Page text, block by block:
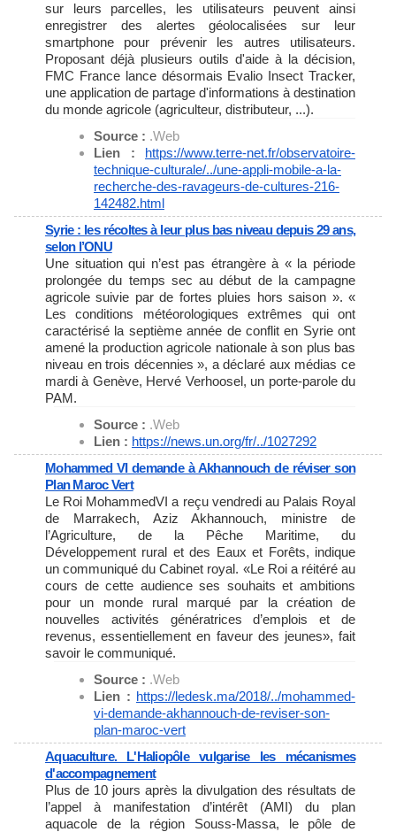
sur leurs parcelles, les utilisateurs peuvent ainsi
enregistrer des alertes géolocalisées sur leur
smartphone pour prévenir les autres utilisateurs.
Proposant déjà plusieurs outils d'aide à la décision,
FMC France lance désormais Evalio Insect Tracker,
une application de partage d'informations à destination
du monde agricole (agriculteur, distributeur, ...).
Source : .Web
Lien : https://www.terre-net.fr/observatoire-
technique-culturale/../une-appli-mobile-a-la-
recherche-des-ravageurs-de-cultures-216-
142482.html
Syrie : les récoltes à leur plus bas niveau depuis 29 ans,
selon l’ONU
Une situation qui n’est pas étrangère à « la période
prolongée du temps sec au début de la campagne
agricole suivie par de fortes pluies hors saison ». «
Les conditions météorologiques extrêmes qui ont
caractérisé la septième année de conflit en Syrie ont
amené la production agricole nationale à son plus bas
niveau en trois décennies », a déclaré aux médias ce
mardi à Genève, Hervé Verhoosel, un porte-parole du
PAM.
Source : .Web
Lien : https://news.un.org/fr/../1027292
Mohammed VI demande à Akhannouch de réviser son
Plan Maroc Vert
Le Roi MohammedVI a reçu vendredi au Palais Royal
de Marrakech, Aziz Akhannouch, ministre de
l’Agriculture, de la Pêche Maritime, du
Développement rural et des Eaux et Forêts, indique
un communiqué du Cabinet royal. «Le Roi a réitéré au
cours de cette audience ses souhaits et ambitions
pour un monde rural marqué par la création de
nouvelles activités génératrices d’emplois et de
revenus, essentiellement en faveur des jeunes», fait
savoir le communiqué.
Source : .Web
Lien : https://ledesk.ma/2018/../mohammed-
vi-demande-akhannouch-de-reviser-son-
plan-maroc-vert
Aquaculture. L'Haliopôle vulgarise les mécanismes
d'accompagnement
Plus de 10 jours après la divulgation des résultats de
l’appel à manifestation d’intérêt (AMI) du plan
aquacole de la région Souss-Massa, le pôle de